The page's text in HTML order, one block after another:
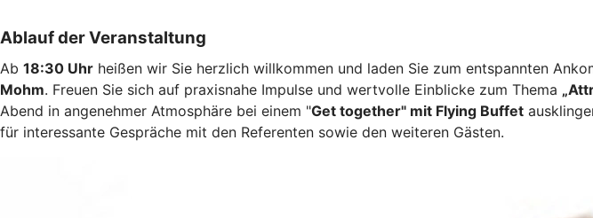
Ablauf der Veranstaltung
Ab 18:30 Uhr heißen wir Sie herzlich willkommen und laden Sie zum entspannten
Mohm. Freuen Sie sich auf praxisnahe Impulse und wertvolle Einblicke zum Thema
Abend in angenehmer Atmosphäre bei einem "Get together" mit Flying Buffet
für interessante Gespräche mit den Referenten sowie den weiteren Gästen.